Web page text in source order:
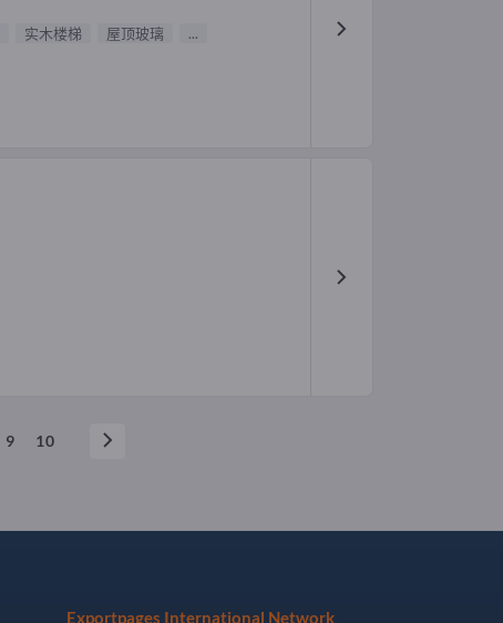
实木楼梯 屋顶玻璃 ...
9 10
Exportpages International Network